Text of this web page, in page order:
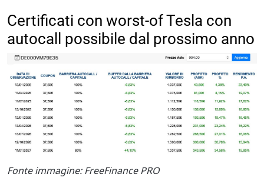
Certificati con worst-of Tesla con
autocall possibile dal prossimo anno
Fonte immagine: FreeFinance PRO